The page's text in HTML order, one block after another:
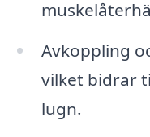
Avkoppling
vilket bidrar
lugn.